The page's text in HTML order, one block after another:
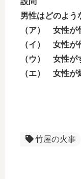
男性はどのよう
（ア） 女性が
（イ） 女性が
（ウ） 女性が
（エ） 女性が
竹屋の火事